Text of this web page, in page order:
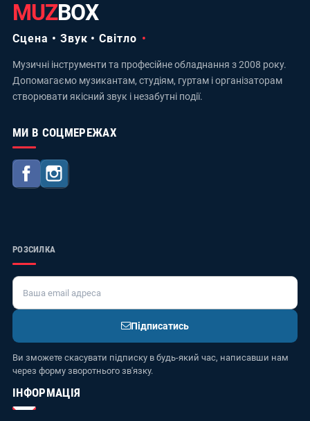
MUZBOX
Сцена • Звук • Світло
Музичні інструменти та професійне обладнання з 2008 року.
Допомагаємо музикантам, студіям, гуртам і організаторам
створювати якісний звук і незабутні події.
МИ В СОЦМЕРЕЖАХ
Facebook
РОЗСИЛКА
Підписатись
Ви зможете скасувати підписку в будь-який час, написавши нам
через форму зворотнього зв'язку.
ІНФОРМАЦІЯ